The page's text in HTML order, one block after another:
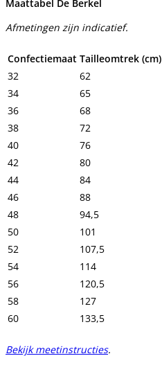
Maattabel De Berkel
Afmetingen zijn indicatief.
Confectiemaat Tailleomtrek (cm)
32
62
34
65
36
68
38
72
40
76
42
80
44
84
46
88
48
94,5
50
101
52
107,5
54
114
56
120,5
58
127
60
133,5
Bekijk meetinstructies.